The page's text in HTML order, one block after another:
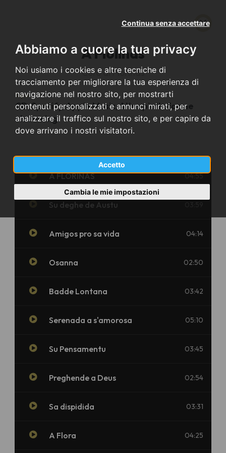
Abbiamo a cuore la tua privacy
Noi usiamo i cookies e altre tecniche di
tracciamento per migliorare la tua esperienza di
navigazione nel nostro sito, per mostrarti
contenuti personalizzati e annunci mirati, per
analizzare il traffico sul nostro sito, e per capire da
dove arrivano i nostri visitatori.
Accetto
Continua senza accettare
Cambia le mie impostazioni
A Fiolinas
Coro di Florinas
Tipo
CD, Spotify, Apple Music, Altre piattaforme
streaming
A FLORINAS 04:55
Su deghe de Austu
Amigos pro sa vida 04:14
Osanna 02:50
Badde Lontana 03:42
Serenada a s'amorosa 05:10
Su Pensamentu 03:45
Preghende a Deus 02:54
Sa dispidida 03:31
A Flora 04:25